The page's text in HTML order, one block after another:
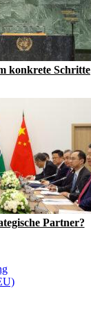
konkrete Schritte
Partner?